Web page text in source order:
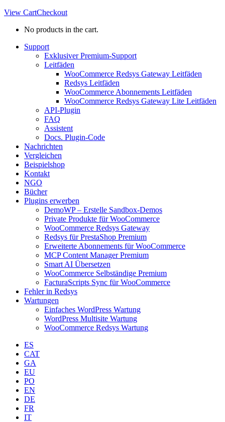
window
window
View CartCheckout
No products in the cart.
Support
Exklusiver Premium-Support
Leitfäden
WooCommerce Redsys Gateway Leitfäden
Redsys Leitfäden
WooCommerce Abonnements Leitfäden
WooCommerce Redsys Gateway Lite Leitfäden
API-Plugin
FAQ
Assistent
Docs. Plugin-Code
Nachrichten
Vergleichen
Beispielshop
Kontakt
NGO
Bücher
Plugins erwerben
DemoWP – Erstelle Sandbox-Demos
Private Produkte für WooCommerce
WooCommerce Redsys Gateway
Redsys für PrestaShop Premium
Erweiterte Abonnements für WooCommerce
MCP Content Manager Premium
Smart AI Übersetzen
WooCommerce Selbständige Premium
FacturaScripts Sync für WooCommerce
Fehler in Redsys
Wartungen
Einfaches WordPress Wartung
WordPress Multisite Wartung
WooCommerce Redsys Wartung
ES
CAT
GA
EU
PO
EN
DE
FR
IT